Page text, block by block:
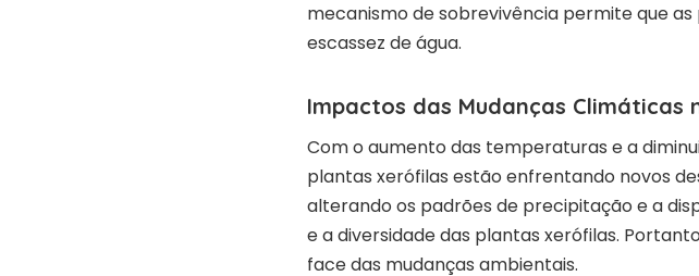
mecanismo de sobrevivência permite que
escassez de água.
Impactos das Mudanças Climáticas
Com o aumento das temperaturas e a
plantas xerófilas estão enfrentando novos
alterando os padrões de precipitação e a
e a diversidade das plantas xerófilas.
face das mudanças ambientais.